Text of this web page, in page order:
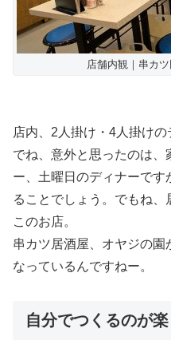
店舗内観｜串カ
店内、2人掛け・4人掛けの
でね、意外と思ったのは、
ー、土曜日のディナーで
ることでしょう。でもね、
このお店。
串カツ居酒屋、オヤジの園
なっているんですねー。
自分でつくるのが